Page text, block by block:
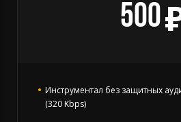
500
Инструментал без защитных
(320 Kbps)